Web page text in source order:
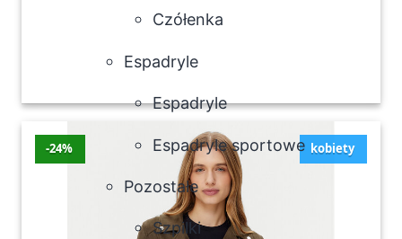
Czółenka
Espadryle
Espadryle
Espadryle sportowe
Pozostałe
Szpilki
kobiety
-24%